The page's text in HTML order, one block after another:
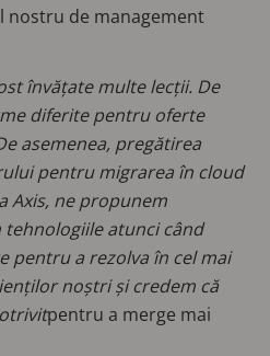
nostru de management
învățate multe lecții. De
diferite pentru oferte
asemenea, pregătirea
pentru migrarea în cloud
Axis, ne propunem
atunci când
pentru a rezolva în cel mai
noștri și credem că
pentru a merge mai